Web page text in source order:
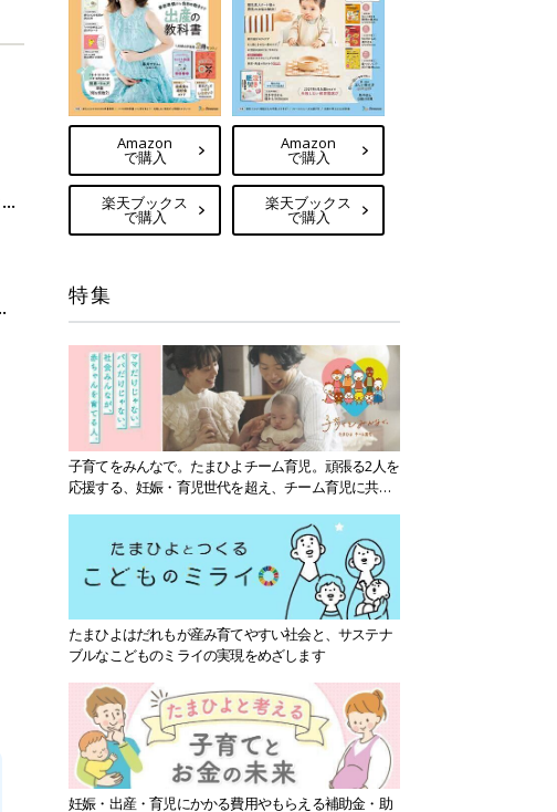
Amazon
で購入
楽天ブックス
で購入
Amazon
で購入
楽天ブックス
で購入
特集
子育てをみんなで。たまひよチーム育児。頑張る2人を
応援する、妊娠・育児世代を超え、チーム育児に共感
たまひよはだれもが産み育てやすい社会と、サステナ
ブルなこどものミライの実現をめざします
妊娠・出産・育児にかかる費用やもらえる補助金・助